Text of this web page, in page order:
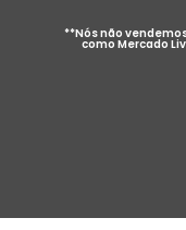
**Nós não
como Mercado